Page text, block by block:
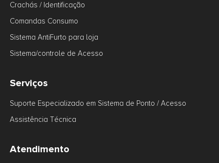
Crachás / Identificação
Comandas Consumo
Sistema AntiFurto para loja
Sistema/controle de Acesso
Serviços
Suporte Especializado em Sistema de Ponto / Acesso
Assistência Técnica
Atendimento